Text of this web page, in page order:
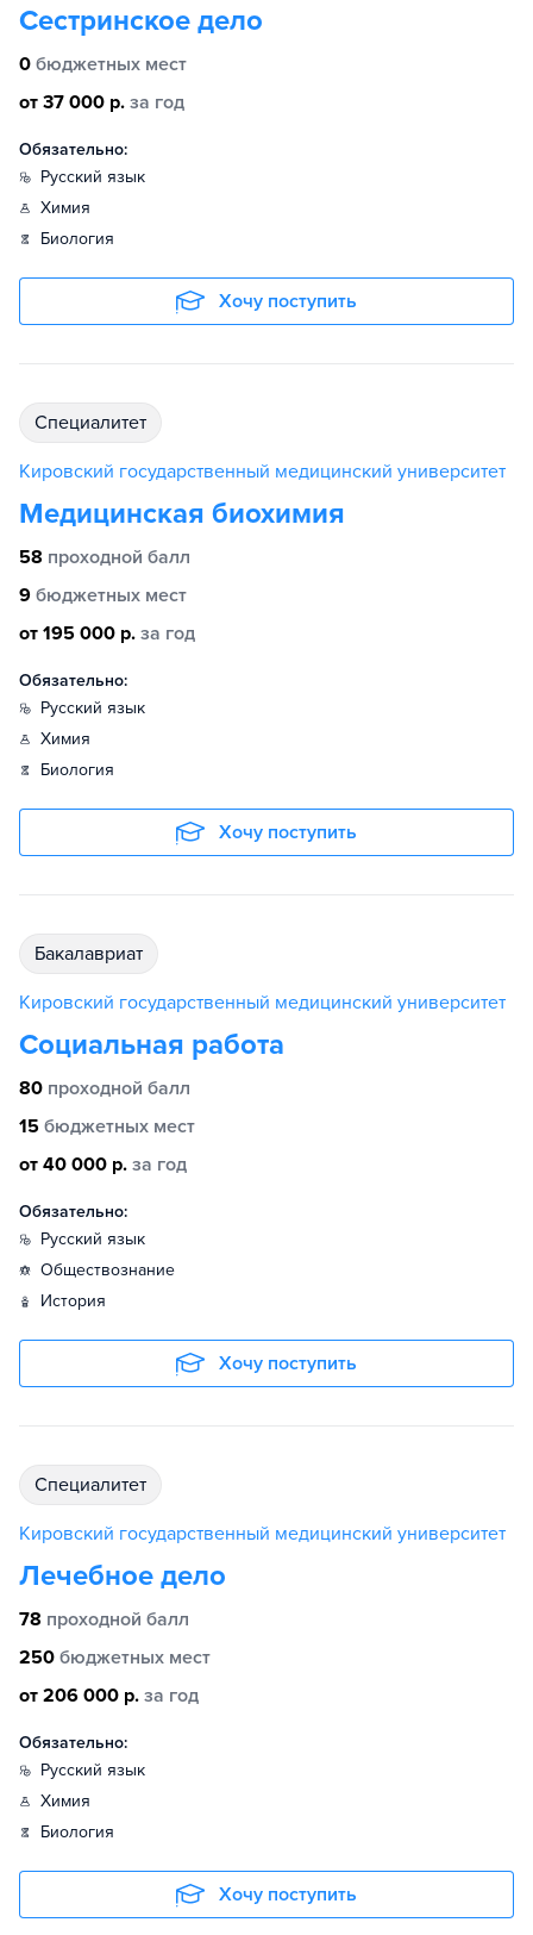
Сестринское дело
0 бюджетных мест
от 37 000 р. за год
Обязательно:
русский язык
химия
биология
Хочу поступить
специалитет
Кировский государственный медицинский университет
Медицинская биохимия
58 проходной балл
9 бюджетных мест
от 195 000 р. за год
Обязательно:
русский язык
химия
биология
Хочу поступить
бакалавриат
Кировский государственный медицинский университет
Социальная работа
80 проходной балл
15 бюджетных мест
от 40 000 р. за год
Обязательно:
русский язык
обществознание
история
Хочу поступить
специалитет
Кировский государственный медицинский университет
Лечебное дело
78 проходной балл
250 бюджетных мест
от 206 000 р. за год
Обязательно:
русский язык
химия
биология
Хочу поступить